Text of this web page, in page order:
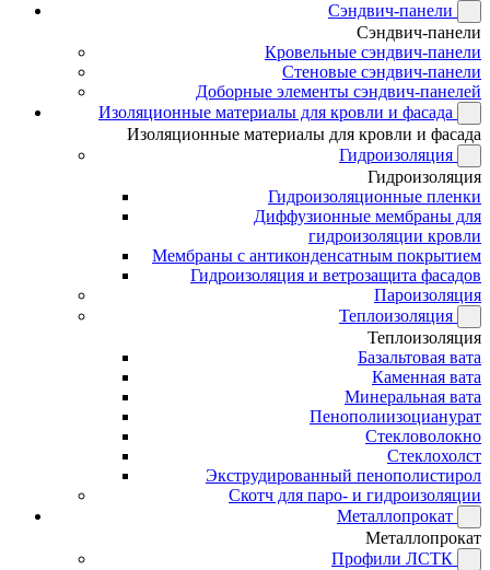
Сэндвич-панели
Сэндвич-панели
Кровельные сэндвич-панели
Стеновые сэндвич-панели
Доборные элементы сэндвич-панелей
Изоляционные материалы для кровли и фасада
Изоляционные материалы для кровли и фасада
Гидроизоляция
Гидроизоляция
Гидроизоляционные пленки
Диффузионные мембраны для
гидроизоляции кровли
Мембраны с антиконденсатным покрытием
Гидроизоляция и ветрозащита фасадов
Пароизоляция
Теплоизоляция
Теплоизоляция
Базальтовая вата
Каменная вата
Минеральная вата
Пенополиизоцианурат
Стекловолокно
Стеклохолст
Экструдированный пенополистирол
Скотч для паро- и гидроизоляции
Металлопрокат
Металлопрокат
Профили ЛСТК